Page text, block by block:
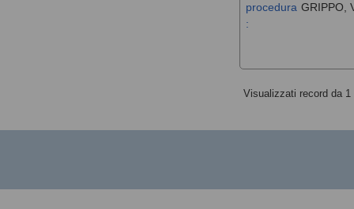
procedura
:
GRIPPO,
Visualizzati record da 1